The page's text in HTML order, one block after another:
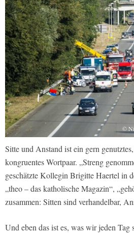
©
Sitte und Anstand ist ein gern
kongruentes Wortpaar. „Streng
geschätzte Kollegin Brigitte Haertel in
„theo – das katholische Magazin“,
zusammen: Sitten sind verhandelbar,
Und eben das ist es, was wir jeden Tag